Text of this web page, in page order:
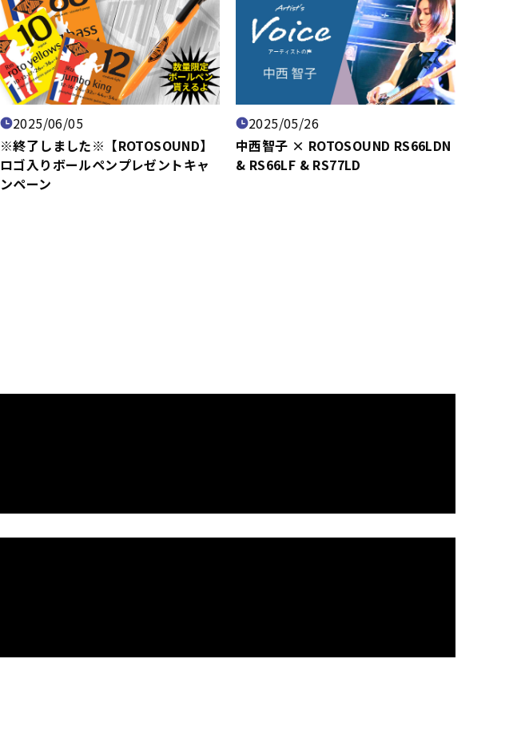
2025/06/05
※終了しました※【ROTOSOUND】
ロゴ入りボールペンプレゼントキャ
ンペーン
2025/05/26
中西智子 × ROTOSOUND RS66LDN
& RS66LF & RS77LD